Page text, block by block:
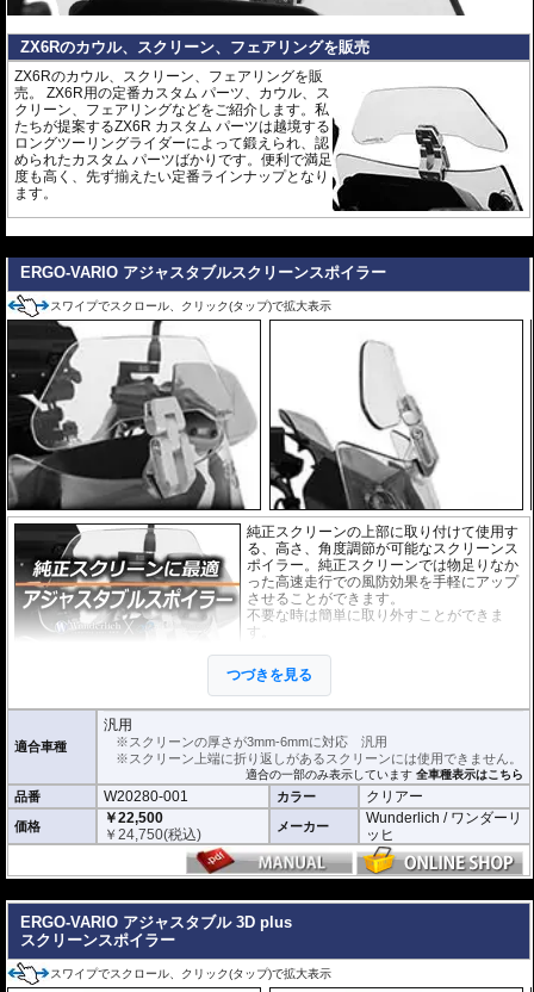
ZX6Rのカウル、スクリーン、フェアリングを販売
ZX6Rのカウル、スクリーン、フェアリングを販
売。 ZX6R用の定番カスタム パーツ、カウル、ス
クリーン、フェアリングなどをご紹介します。私
たちが提案するZX6R カスタム パーツは越境する
ロングツーリングライダーによって鍛えられ、認
められたカスタム パーツばかりです。便利で満足
度も高く、先ず揃えたい定番ラインナップとなり
ます。
ERGO-VARIO アジャスタブルスクリーンスポイラー
スワイプでスクロール、クリック(タップ)で拡大表示
純正スクリーンの上部に取り付けて使用す
る、高さ、角度調節が可能なスクリーンス
ポイラー。純正スクリーンでは物足りなか
った高速走行での風防効果を手軽にアップ
させることができます。
不要な時は簡単に取り外すことができま
す。
ば、取り付けが可能です。
外寸(スクリーン) : 横 x 高さ : 約23cm x 7c
m
※スクリーンを挟み込んで取り付けるタイ
プのため、上端に折り返しのあるスクリー
ンには使用できません。
※商品は汎用品ですが、一部車種について
はメーカーで取付確認がされています。詳
細は適合情報の全車種表示をご確認くださ
※BMW R1250RS / R1200RSLCは専用の
W42350-201 / W42350202をお求め下さ
い。
つづきを見る
適合車種
汎用
※スクリーンの厚さが3mm-6mmに対応 汎用
※スクリーン上端に折り返しがあるスクリーンには使用できません。
適合の一部のみ表示しています全車種表示はこちら
品番 W20280-001 カラー クリアー
価格
￥22,500
￥24,750(税込) メーカー
Wunderlich / ワンダーリ
ッヒ
ERGO-VARIO アジャスタブル 3D plus
スクリーンスポイラー
スワイプでスクロール、クリック(タップ)で拡大表示